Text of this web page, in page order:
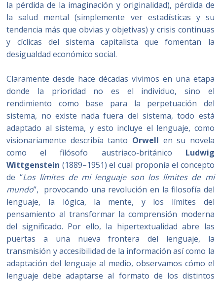
la pérdida de la imaginación y originalidad), pérdida de
la salud mental (simplemente ver estadísticas y su
tendencia más que obvias y objetivas) y crisis continuas
y cíclicas del sistema capitalista que fomentan la
desigualdad económico social.
Claramente desde hace décadas vivimos en una etapa
donde la prioridad no es el individuo, sino el
rendimiento como base para la perpetuación del
sistema, no existe nada fuera del sistema, todo está
adaptado al sistema, y esto incluye el lenguaje, como
visionariamente describía tanto Orwell en su novela
como el filósofo austriaco-británico Ludwig
Wittgenstein (1889–1951) el cual proponía el concepto
de “Los límites de mi lenguaje son los límites de mi
mundo”, provocando una revolución en la filosofía del
lenguaje, la lógica, la mente, y los límites del
pensamiento al transformar la comprensión moderna
del significado. Por ello, la hipertextualidad abre las
puertas a una nueva frontera del lenguaje, la
transmisión y accesibilidad de la información así como la
adaptación del lenguaje al medio, observamos cómo el
lenguaje debe adaptarse al formato de los distintos